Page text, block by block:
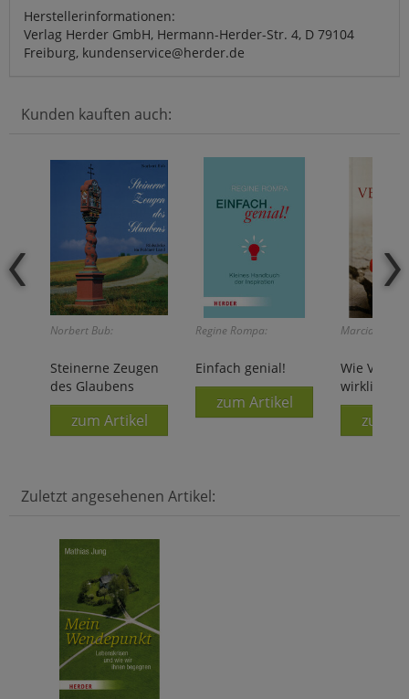
Herstellerinformationen:
Verlag Herder GmbH, Hermann-Herder-Str. 4, D 79104
Freiburg, kundenservice@herder.de
Kunden kauften auch:
Norbert Bub:
Steinerne Zeugen
des Glaubens
zum Artikel
Regine Rompa:
Einfach genial!
zum Artikel
Marcia Ford:
Wie
wirklich
zum
Zuletzt angesehenen Artikel: